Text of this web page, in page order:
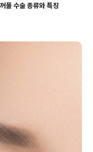
풀 수술 종류와 특징